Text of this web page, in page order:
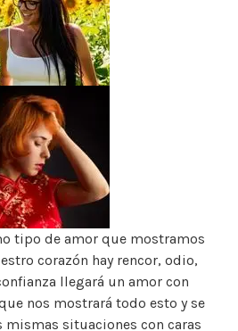
tipo de amor que mostramos
corazón hay rencor, odio,
llegará un amor con
nos mostrará todo esto y se
situaciones con caras